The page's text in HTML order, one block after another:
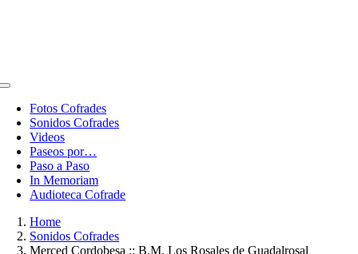
Toggle
NavigationFotos Cofrades
Sonidos Cofrades
Videos
Paseos por…
Paso a Paso
In Memoriam
Audioteca Cofrade
Home
Sonidos Cofrades
Merced Cordobesa :: B.M. Los Rosales de Guadalrosal